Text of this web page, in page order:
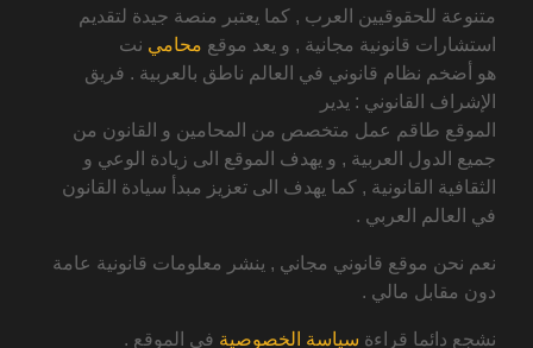
متنوعة للحقوقيين العرب , كما يعتبر منصة جيدة لتقديم
استشارات قانونية مجانية , و يعد موقع محامي نت
هو أضخم نظام قانوني في العالم ناطق بالعربية . فريق
الإشراف القانوني : يدير
الموقع طاقم عمل متخصص من المحامين و القانون من
جميع الدول العربية , و يهدف الموقع الى زيادة الوعي و
الثقافية القانونية , كما يهدف الى تعزيز مبدأ سيادة القانون
في العالم العربي .
نعم نحن موقع قانوني مجاني , ينشر معلومات قانونية عامة
دون مقابل مالي .
نشجع دائما قراءة سياسة الخصوصية في الموقع .